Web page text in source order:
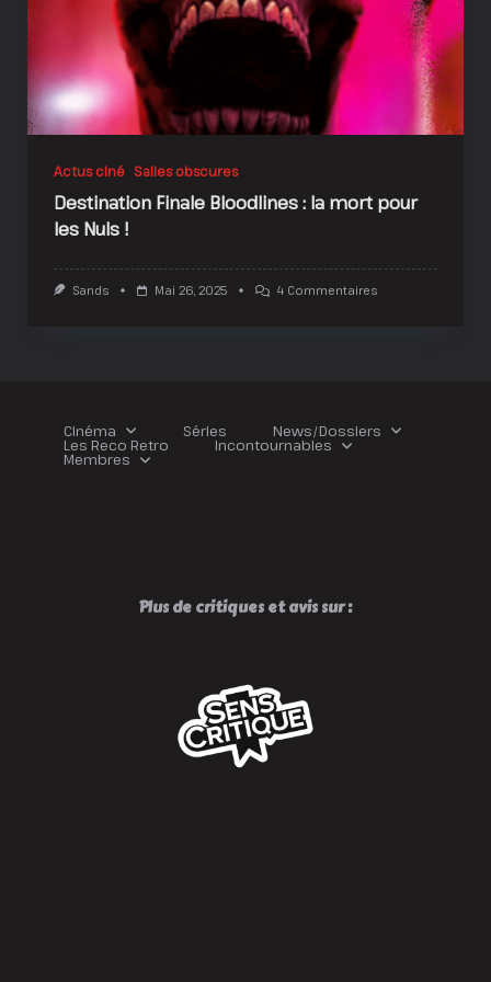
Actus ciné Salles obscures
Destination Finale Bloodlines : la mort pour
les Nuls !
Sands Mai 26, 2025 4 CommentairesSur
Nuls
Cinéma Séries News/Dossiers
Les Reco Retro Incontournables
Membres
Plus de critiques et avis sur :